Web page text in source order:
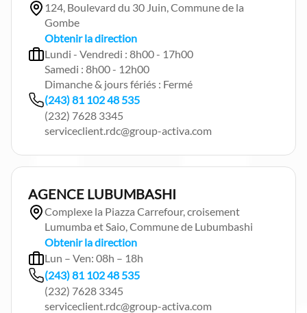
124, Boulevard du 30 Juin, Commune de la
Gombe
Obtenir la direction
Lundi - Vendredi : 8h00 - 17h00
Samedi : 8h00 - 12h00
Dimanche & jours fériés : Fermé
(243) 81 102 48 535
(232) 7628 3345
serviceclient.rdc@group-activa.com
AGENCE LUBUMBASHI
Complexe la Piazza Carrefour, croisement
Lumumba et Saio, Commune de Lubumbashi
Obtenir la direction
Lun – Ven: 08h – 18h
(243) 81 102 48 535
(232) 7628 3345
serviceclient.rdc@group-activa.com